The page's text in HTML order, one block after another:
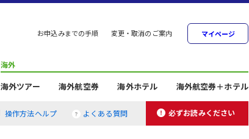
お申込みまでの手順 変更・取消のご案内 マイページ
海外
海外ツアー 海外航空券 海外ホテル 海外航空券＋ホテル
操作方法ヘルプ よくある質問 必ずお読みください